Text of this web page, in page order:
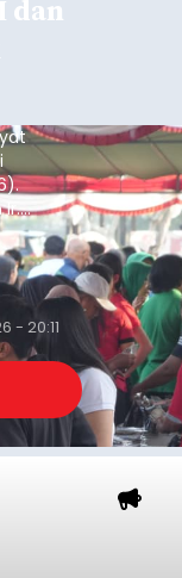
dan
Ir.
tersebut
nilai
- 20:11